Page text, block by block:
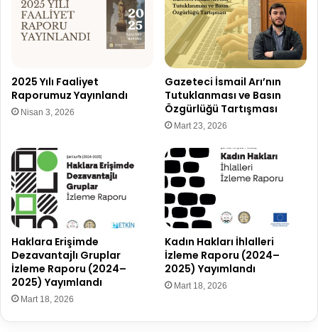
2025 Yılı Faaliyet
Raporumuz Yayınlandı
Nisan 3, 2026
Gazeteci İsmail Arı’nın
Tutuklanması ve Basın
Özgürlüğü Tartışması
Mart 23, 2026
Haklara Erişimde
Dezavantajlı Gruplar
İzleme Raporu (2024–
2025) Yayımlandı
Mart 18, 2026
Kadın Hakları İhlalleri
İzleme Raporu (2024–
2025) Yayımlandı
Mart 18, 2026